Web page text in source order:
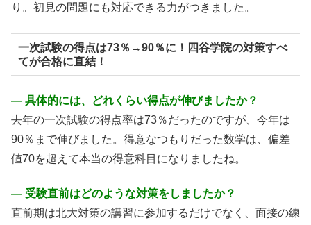
り。初見の問題にも対応できる力がつきました。
一次試験の得点は73％→90％に！四谷学院の対策すべ
てが合格に直結！
― 具体的には、どれくらい得点が伸びましたか？
去年の一次試験の得点率は73％だったのですが、今年は
90％まで伸びました。得意なつもりだった数学は、偏差
値70を超えて本当の得意科目になりましたね。
― 受験直前はどのような対策をしましたか？
直前期は北大対策の講習に参加するだけでなく、面接の練